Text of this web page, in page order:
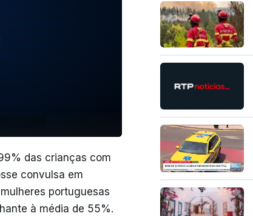
das crianças com
convulsa em
portuguesas
à média de 55%.